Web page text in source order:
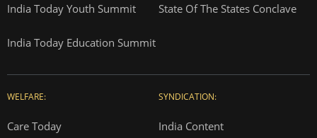
India Today Youth Summit State Of The States Conclave
India Today Education Summit
WELFARE:
Care Today
SYNDICATION:
India Content